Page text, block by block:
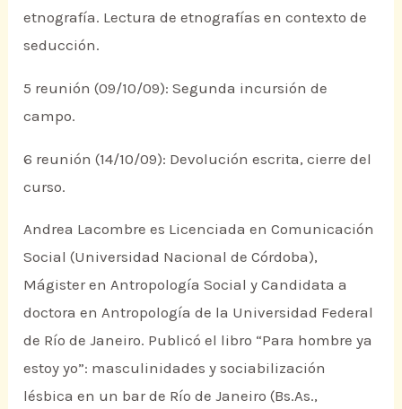
etnografía. Lectura de etnografías en contexto de
seducción.
5 reunión (09/10/09): Segunda incursión de
campo.
6 reunión (14/10/09): Devolución escrita, cierre del
curso.
Andrea Lacombre es Licenciada en Comunicación
Social (Universidad Nacional de Córdoba),
Mágister en Antropología Social y Candidata a
doctora en Antropología de la Universidad Federal
de Río de Janeiro. Publicó el libro “Para hombre ya
estoy yo”: masculinidades y sociabilización
lésbica en un bar de Río de Janeiro (Bs.As.,